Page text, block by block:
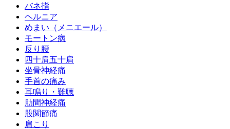
バネ指
ヘルニア
めまい（メニエール）
モートン病
反り腰
四十肩五十肩
坐骨神経痛
手首の痛み
耳鳴り・難聴
肋間神経痛
股関節痛
肩こり